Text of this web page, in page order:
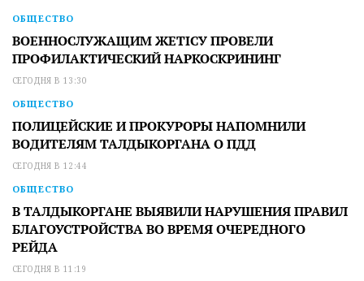
ОБЩЕСТВО
ВОЕННОСЛУЖАЩИМ ЖЕТІСУ ПРОВЕЛИ
ПРОФИЛАКТИЧЕСКИЙ НАРКОСКРИНИНГ
СЕГОДНЯ В 13:30
ОБЩЕСТВО
ПОЛИЦЕЙСКИЕ И ПРОКУРОРЫ НАПОМНИЛИ
ВОДИТЕЛЯМ ТАЛДЫКОРГАНА О ПДД
СЕГОДНЯ В 12:44
ОБЩЕСТВО
В ТАЛДЫКОРГАНЕ ВЫЯВИЛИ НАРУШЕНИЯ ПРАВИЛ
БЛАГОУСТРОЙСТВА ВО ВРЕМЯ ОЧЕРЕДНОГО
РЕЙДА
СЕГОДНЯ В 11:19